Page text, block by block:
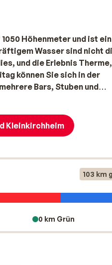
Höhenmeter und ist ein
Wasser sind nicht
und die Erlebnis Therme,
können Sie sich in der
Bars, Stuben und
geboten. Neben
abwechslungsreiches
bis mittelschwer. Ab drei
für Hotels und
Kleinkirchheim
103 km
0 km Grün